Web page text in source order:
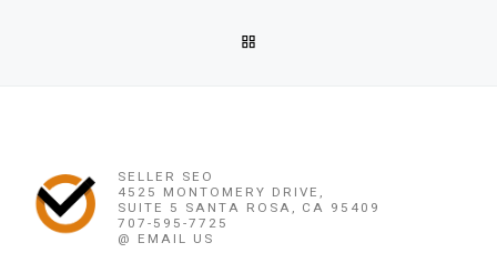
SELLER SEO
4525 MONTOMERY DRIVE,
SUITE 5 SANTA ROSA, CA 95409
707-595-7725
@ EMAIL US